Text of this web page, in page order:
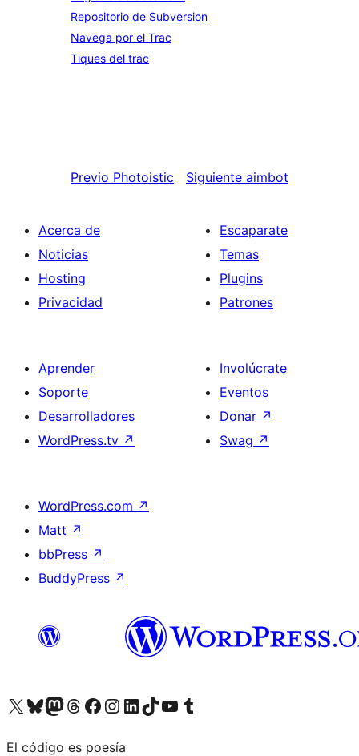
Repositorio de Subversion
Navega por el Trac
Tiques del trac
Previo Photoistic Siguiente aimbot
Acerca de
Noticias
Hosting
Privacidad
Escaparate
Temas
Plugins
Patrones
Aprender
Soporte
Desarrolladores
WordPress.tv ↗
Involúcrate
Eventos
Donar ↗
Swag ↗
WordPress.com ↗
Matt ↗
bbPress ↗
BuddyPress ↗
Visita nuestra cuenta de X (anteriormente Twitter)
Visita nuestra cuenta de Bluesky
Visita nuestra cuenta de Mastodon
Visita nuestra cuenta de Threads
Visita nuestra página de Facebook
Visita nuestra cuenta de Instagram
Visita nuestra cuenta de LinkedIn
Visita nuestra cuenta de TikTok
Visita nuestro canal de YouTube
Visita nuestra cuenta de Tumblr
El código es poesía